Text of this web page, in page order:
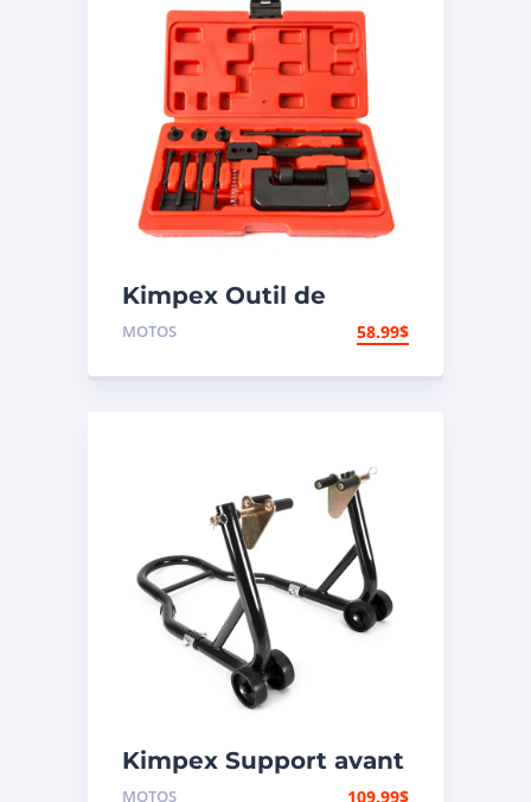
Kimpex Outil de
rivetage et coupe-
MOTOS 58.99$
Kimpex Support avant
de motocyclette
MOTOS 109.99$